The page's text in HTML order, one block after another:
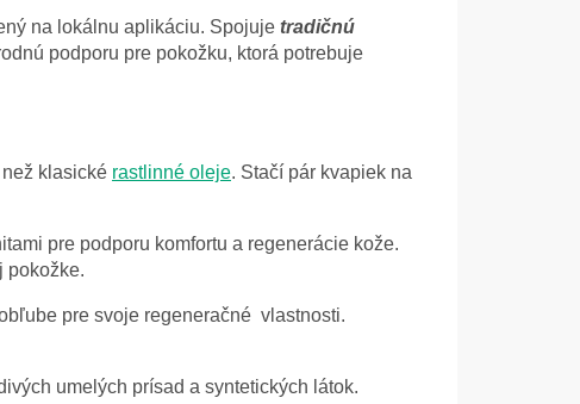
na lokálnu aplikáciu. Spojuje tradičnú
podporu pre pokožku, ktorá potrebuje
klasické rastlinné oleje. Stačí pár kvapiek na
pre podporu komfortu a regenerácie kože.
pokožke.
pre svoje regeneračné vlastnosti.
umelých prísad a syntetických látok.